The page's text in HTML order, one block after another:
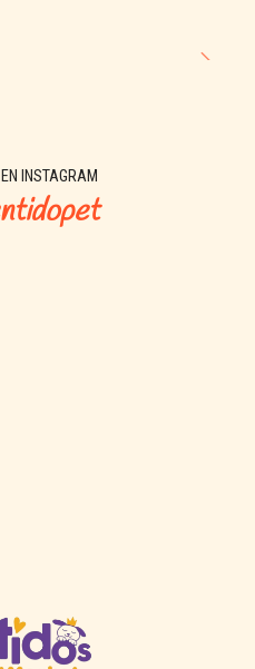
INSTAGRAM